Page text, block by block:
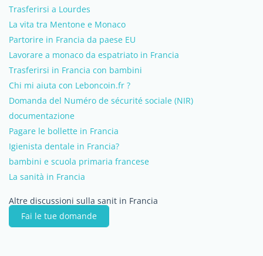
Trasferirsi a Lourdes
La vita tra Mentone e Monaco
Partorire in Francia da paese EU
Lavorare a monaco da espatriato in Francia
Trasferirsi in Francia con bambini
Chi mi aiuta con Leboncoin.fr ?
Domanda del Numéro de sécurité sociale (NIR)
documentazione
Pagare le bollette in Francia
Igienista dentale in Francia?
bambini e scuola primaria francese
La sanità in Francia
Altre discussioni sulla sanit in Francia
Fai le tue domande